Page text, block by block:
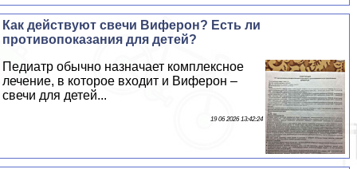
Как действуют свечи Виферон? Есть ли
противопоказания для детей?
Педиатр обычно назначает комплексное
лечение, в которое входит и Виферон –
свечи для детей...
19 06 2026 13:42:24